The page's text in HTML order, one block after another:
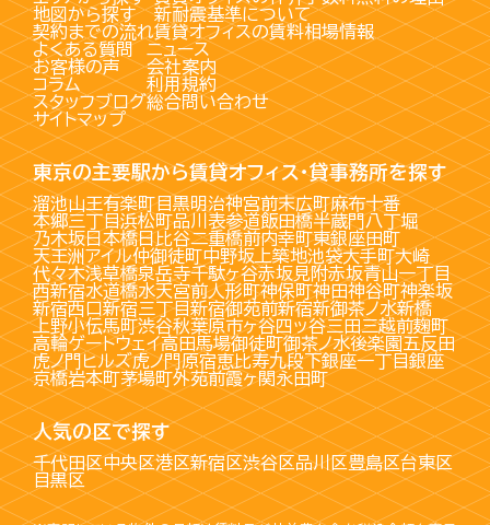
地図から探す
契約までの流れ
新耐震基準について
賃貸オフィスの賃料相場情報
よくある質問
お客様の声
コラム
スタッフブログ
サイトマップ
ニュース
会社案内
利用規約
総合問い合わせ
東京の主要駅から賃貸オフィス・貸事務所を探す
溜池山王有楽町目黒明治神宮前末広町麻布十番
本郷三丁目浜松町品川 表参道飯田橋半蔵門八丁堀
乃木坂日本橋日比谷二重橋前内幸町東銀座田町
天王洲アイル仲御徒町中野坂上築地池袋大手町大崎
代々木浅草橋泉岳寺千駄ヶ谷赤坂見附赤坂青山一丁目
西新宿水道橋水天宮前人形町神保町神田神谷町神楽坂
新宿西口新宿三丁目新宿御苑前新宿新御茶ノ水新橋
上野小伝馬町渋谷秋葉原市ヶ谷四ッ谷三田三越前麹町
高輪ゲートウェイ高田馬場御徒町御茶ノ水後楽園五反田
虎ノ門ヒルズ虎ノ門原宿恵比寿九段下銀座一丁目銀座
京橋岩本町茅場町外苑前霞ヶ関永田町
人気の区で探す
千代田区中央区港区新宿区渋谷区品川区豊島区台東区
目黒区